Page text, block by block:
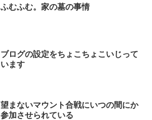
ふむふむ。家の墓の事情
ブログの設定をちょこちょこいじって
います
望まないマウント合戦にいつの間にか
参加させられている